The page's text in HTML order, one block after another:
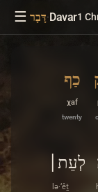
☰ דָּבָר·Davar1
כַף
χaf
twenty
לְעֵת׀
lə·‘êṯ